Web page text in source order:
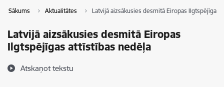
Sākums Aktualitātes Latvijā aizsākusies desmitā Eiropas Ilgtspējīgas
Latvijā aizsākusies desmitā Eiropas
Ilgtspējīgas attīstības nedēļa
Atskaņot tekstu